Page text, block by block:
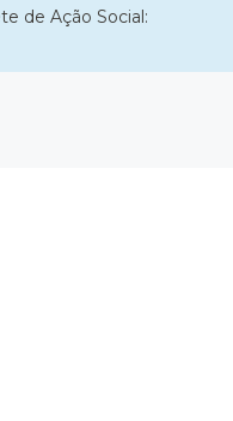
de Ação Social: